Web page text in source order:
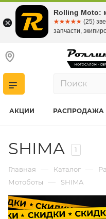
АКЦИИ РАСПРОДАЖА
SHIMA 1
Главная — Каталог —
Мотоботы — SHIMA
Rolling Moto:
☆☆☆☆☆
★★★★★ (25)
запчасти,